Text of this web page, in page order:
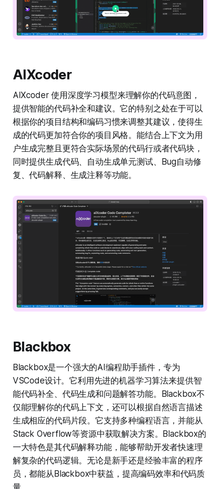
AIXcoder
AIXcoder 使用深度学习模型来理解你的代码意图，
提供智能的代码补全和建议。它的特别之处在于可以
根据你的项目结构和编码习惯来调整其建议，使得生
成的代码更加符合你的项目风格。能结合上下文为用
户生成完整且更符合实际场景的代码行或者代码块，
同时提供生成代码、自动生成单元测试、Bug自动修
复、代码解释、生成注释等功能。
Blackbox
Blackbox是一个强大的AI编程助手插件，专为
VSCode设计。它利用先进的机器学习算法来提供智
能代码补全、代码生成和问题解答功能。Blackbox不
仅能理解你的代码上下文，还可以根据自然语言描述
生成相应的代码片段。它支持多种编程语言，并能从
Stack Overflow等资源中获取解决方案。Blackbox的
一大特色是其代码解释功能，能够帮助开发者快速理
解复杂的代码逻辑。无论是新手还是经验丰富的程序
员，都能从Blackbox中获益，提高编码效率和代码质
量。